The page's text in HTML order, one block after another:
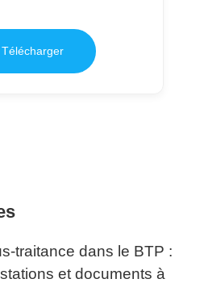
Télécharger
traitance dans le BTP :
et documents à